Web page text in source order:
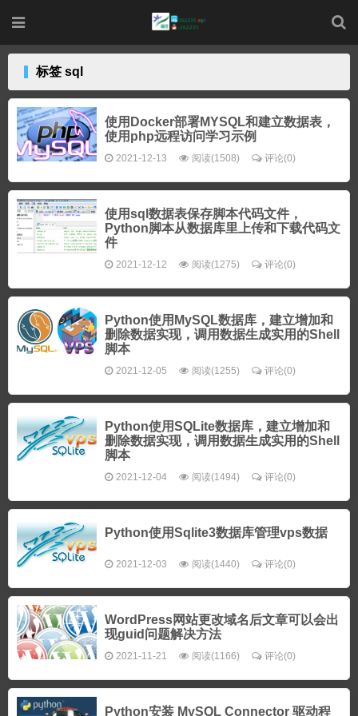
标签 sql
使用Docker部署MYSQL和建立数据表，
使用php远程访问学习示例
2021-12-13 阅读(1508) 评论(0)
使用sql数据表保存脚本代码文件，
Python脚本从数据库里上传和下载代码文
件
2021-12-12 阅读(1275) 评论(0)
Python使用MySQL数据库，建立增加和
删除数据实现，调用数据生成实用的Shell
脚本
2021-12-05 阅读(1255) 评论(0)
Python使用SQLite数据库，建立增加和
删除数据实现，调用数据生成实用的Shell
脚本
2021-12-04 阅读(1494) 评论(0)
Python使用Sqlite3数据库管理vps数据
2021-12-03 阅读(1440) 评论(0)
WordPress网站更改域名后文章可以会出
现guid问题解决方法
2021-11-21 阅读(1166) 评论(0)
Python安装 MySQL Connector 驱动程